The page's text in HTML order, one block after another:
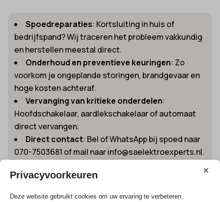
Spoedreparaties: Kortsluiting in huis of
bedrijfspand? Wij traceren het probleem vakkundig
en herstellen meestal direct.
Onderhoud en preventieve keuringen: Zo
voorkom je ongeplande storingen, brandgevaar en
hoge kosten achteraf.
Vervanging van kritieke onderdelen:
Hoofdschakelaar, aardlekschakelaar of automaat
direct vervangen.
Direct contact: Bel of WhatsApp bij spoed naar
070-7503681 of mail naar info@saelektroexperts.nl.
Wil je direct hulp bij een stroomstoring of onverwachte
Schiedam.
Privacyvoorkeuren ×
Deze website gebruikt cookies om uw ervaring te verbeteren.